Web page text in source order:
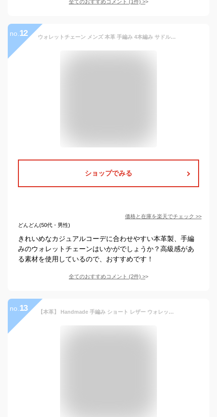
全てのおすすめコメント (1 件) >
no. 12 ウォレットチェーン メンズ 本革 手編み 4本編み サドルレザー ウォレットロープ ハーレーカラー ブラック オレンジ 【メール便送料無料】 【 プレゼント ラッピング 誕生日 】 【あす楽】 wi004
ショップでみる
価格と在庫を楽天でチェック >>
どんどん(50代・男性)
きれいめなカジュアルコーデに合わせやすい本革製、手編
みのウォレットチェーンはいかがでしょうか？高級感があ
る素材を使用しているので、おすすめです！
全てのおすすめコメント (2件) >
no. 13 【本革】 Handmade 手編み ショート レザー ウォレットチェーン バイカー ;THWC-006-BK